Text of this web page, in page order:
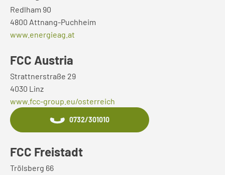
Redlham 90
4800 Attnang-Puchheim
www.energieag.at
FCC Austria
Strattnerstraße 29
4030 Linz
www.fcc-group.eu/osterreich
0732/301010
FCC Freistadt
Trölsberg 66